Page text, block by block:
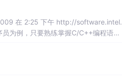
在 2:25 下午 http://software.intel.
为例，只要熟练掌握C/C++编程语